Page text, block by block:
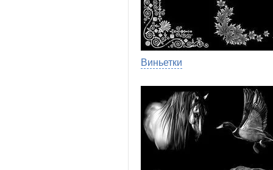
Виньетки